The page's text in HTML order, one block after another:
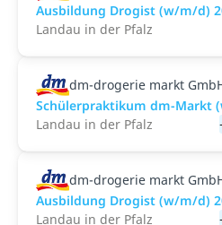
Ausbildung Drogist (w/m/d)
Landau in der Pfalz
dm-drogerie markt
Schülerpraktikum dm-Markt
Landau in der Pfalz
dm-drogerie markt
Ausbildung Drogist (w/m/d)
Landau in der Pfalz